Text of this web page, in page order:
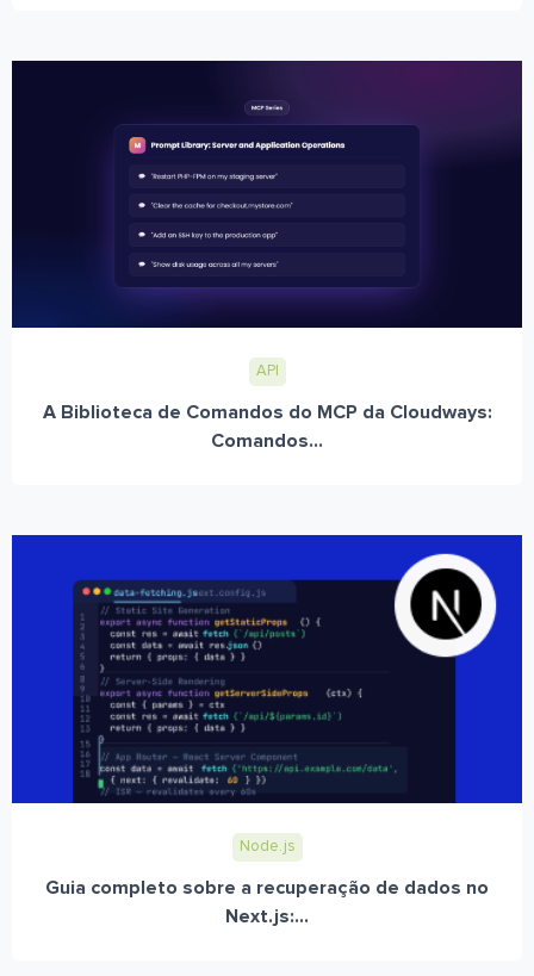
API
A Biblioteca de Comandos do MCP da Cloudways:
Comandos...
Node.js
Guia completo sobre a recuperação de dados no
Next.js:...